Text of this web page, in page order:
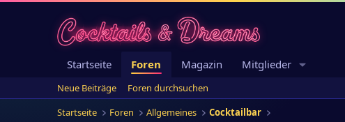
Startseite Foren Magazin Mitglieder
Neue Beiträge
Foren durchsuchen
Startseite
Foren Allgemeines Cocktailbar